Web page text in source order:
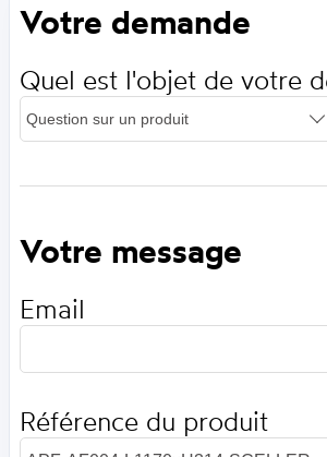
Votre demande
Quel est l'objet de votre
Votre message
Email
Référence du produit